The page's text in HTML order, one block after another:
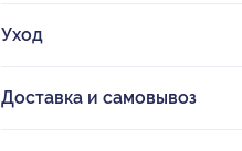
Уход
Доставка и самовывоз